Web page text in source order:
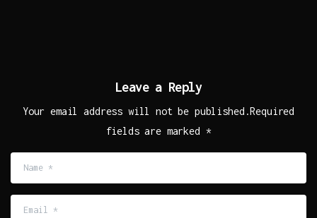
Leave a Reply
Your email address will not be published.Required
fields are marked *
*